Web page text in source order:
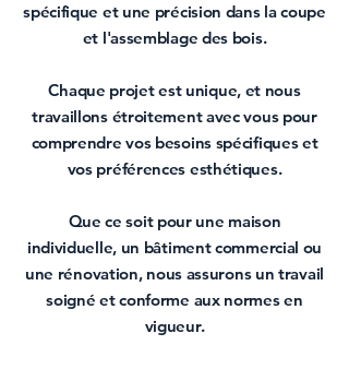
spécifique et une précision dans la coupe
et l'assemblage des bois.
Chaque projet est unique, et nous
travaillons étroitement avec vous pour
comprendre vos besoins spécifiques et
vos préférences esthétiques.
Que ce soit pour une maison
individuelle, un bâtiment commercial ou
une rénovation, nous assurons un travail
soigné et conforme aux normes en
vigueur.